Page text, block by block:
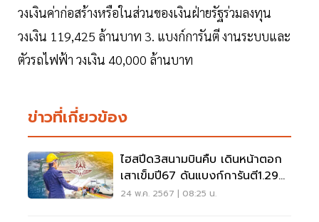
วงเงินค่าก่อสร้างหรือในส่วนของเงินฝ่ายรัฐร่วมลงทุน
วงเงิน 119,425 ล้านบาท 3. แบงก์การันตี งานระบบและ
ตัวรถไฟฟ้า วงเงิน 40,000 ล้านบาท
ข่าวที่เกี่ยวข้อง
ไฮสปีด3สนามบินคืบ เดินหน้าตอก
เสาเข็มปี67 ดันแบงก์การันตี1.29
แสนล้าน
24 พ.ค. 2567 | 08:25 น.